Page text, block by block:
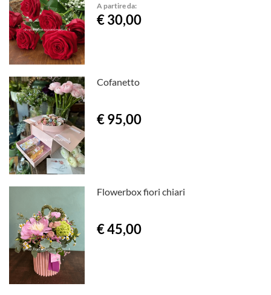
A partire da:
€ 30,00
Cofanetto
€ 95,00
Flowerbox fiori chiari
€ 45,00